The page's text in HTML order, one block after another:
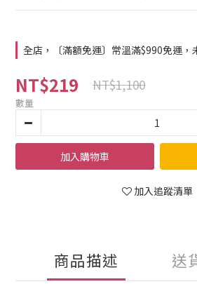
全店，〔滿額免運〕常溫滿$990免運，
NT$219 NT$1,100
數量
加入購物車
加入追蹤清單
商品描述 送